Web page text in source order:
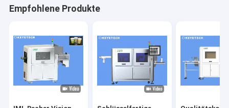
Empfohlene Produkte